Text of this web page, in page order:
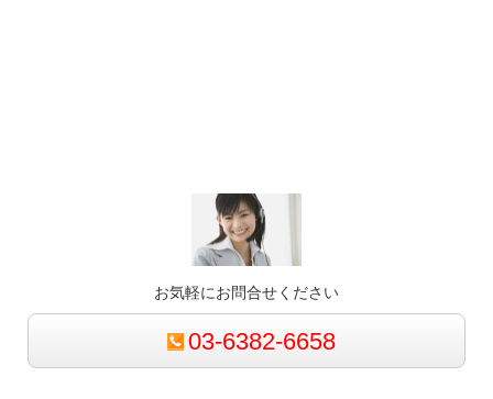
お気軽にお問合せください
03-6382-6658